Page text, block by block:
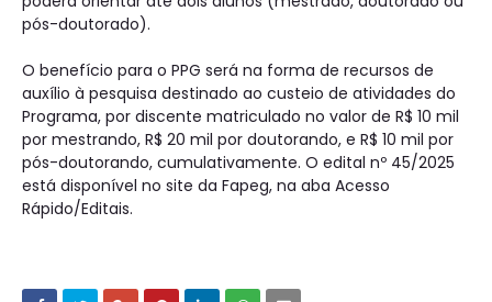
pós-doutorado).
O benefício para o PPG será na forma de recursos de
auxílio à pesquisa destinado ao custeio de atividades do
Programa, por discente matriculado no valor de R$ 10 mil
por mestrando, R$ 20 mil por doutorando, e R$ 10 mil por
pós-doutorando, cumulativamente. O edital nº 45/2025
está disponível no site da Fapeg, na aba Acesso
Rápido/Editais.